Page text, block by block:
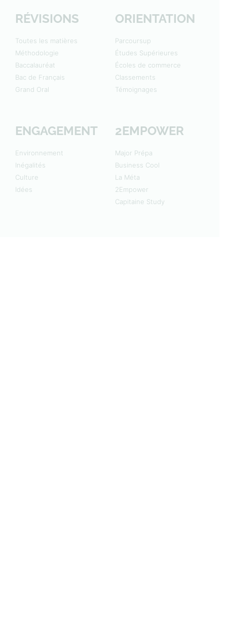
RÉVISIONS
Toutes les matières
Méthodologie
Baccalauréat
Bac de Français
Grand Oral
ORIENTATION
Parcoursup
Études Supérieures
Écoles de commerce
Classements
Témoignages
ENGAGEMENT
Environnement
Inégalités
Culture
Idées
2EMPOWER
Major Prépa
Business Cool
La Méta
2Empower
Capitaine Study